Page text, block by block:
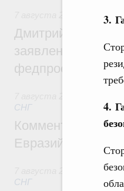
3.
4.
Среднее
Дмитрий
заявлений от
федпроекта
СНГ
Комментарий
Евразийского
СНГ